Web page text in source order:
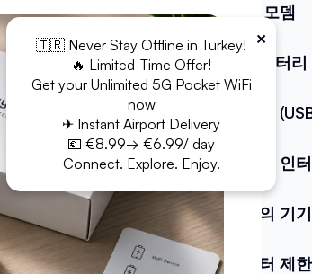
WiFi 모뎀
보조배터리
케이블
무제한 인
하나의 기
데이터 제
×
🇹🇷 Never Stay Offline in Turkey!
🔥 Limited-Time Offer!
Get your Unlimited 5G Pocket WiFi
now
✈ Instant Airport Delivery
💶 €8.99→ €6.99/ day
Connect. Explore. Enjoy.